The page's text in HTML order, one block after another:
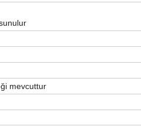
mevcuttur